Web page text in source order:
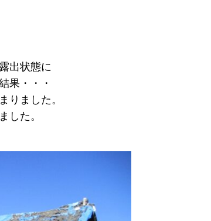
出状態に
果・・・
りました。
した。